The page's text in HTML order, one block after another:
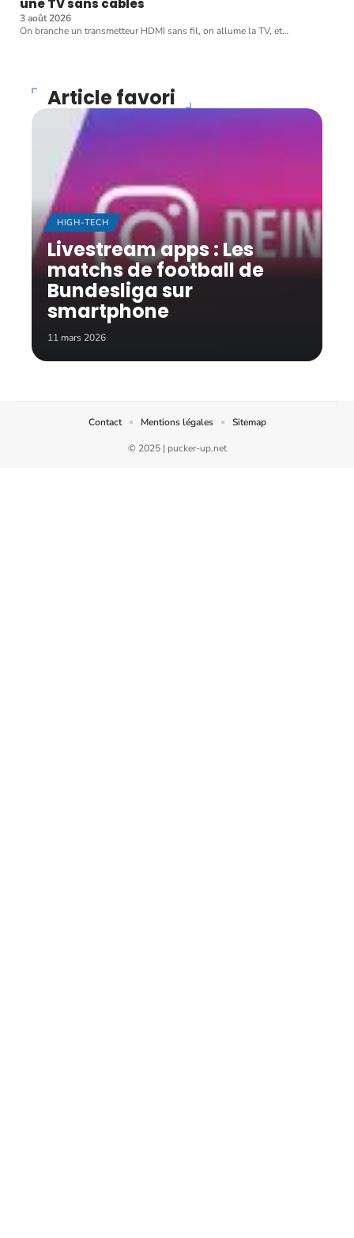
une TV sans câbles
3 août 2026
On branche un transmetteur HDMI sans fil, on allume la TV, et…
Article favori
HIGH-TECH
Livestream apps : Les
matchs de football de
Bundesliga sur
smartphone
11 mars 2026
© 2025 | pucker-up.net
Contact Mentions légales Sitemap